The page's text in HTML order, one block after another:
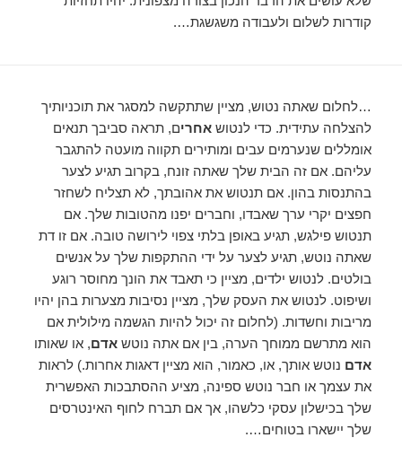
קודרות לשלום ולעבודה משגשגת….
…לחלום שאתה נטוש, מציין שתתקשה למסגר את תוכניותיך
להצלחה עתידית. כדי לנטושאחרים, תראה סביבך תנאים
אומללים שנערמים עבים ומותירים תקווה מועטה להתגבר
עליהם. אם זה הבית שלך שאתה זונח, בקרוב תגיע לצער
בהתנסות בהון. אם תנטוש את אהובתך, לא תצליח לשחזר
חפצים יקרי ערך שאבדו, וחברים יפנו מהטובות שלך. אם
תנטוש פילגש, תגיע באופן בלתי צפוי לירושה טובה. אם זו דת
שאתה נוטש, תגיע לצער על ידי ההתקפות שלך על אנשים
בולטים. לנטוש ילדים, מציין כי תאבד את הונך מחוסר רוגע
ושיפוט. לנטוש את העסק שלך, מציין נסיבות מצערות בהן יהיו
מריבות וחשדות. (לחלום זה יכול להיות הגשמה מילולית אם
הוא מתרשם ממוחך הערה, בין אם אתה נוטשאדם, או שאותו
אדם נוטש אותך, או, כאמור, הוא מציין דאגות אחרות.) לראות
את עצמך או חבר נוטש ספינה, מציע ההסתבכות האפשרית
שלך בכישלון עסקי כלשהו, ​​אך אם תברח לחוף האינטרסים
שלך יישארו בטוחים….